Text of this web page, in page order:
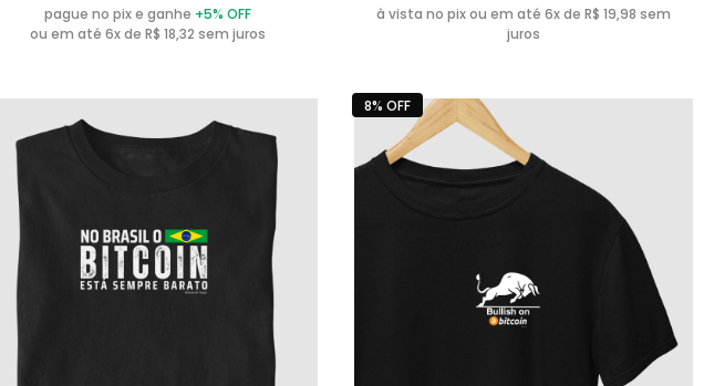
pague no pix e ganhe +5% OFF
ou em até 6x de R$ 18,32 sem juros
à vista no pix ou em até 6x de R$ 19,98 sem
juros
8% OFF